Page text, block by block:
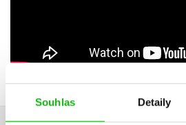
Souhlas Detaily